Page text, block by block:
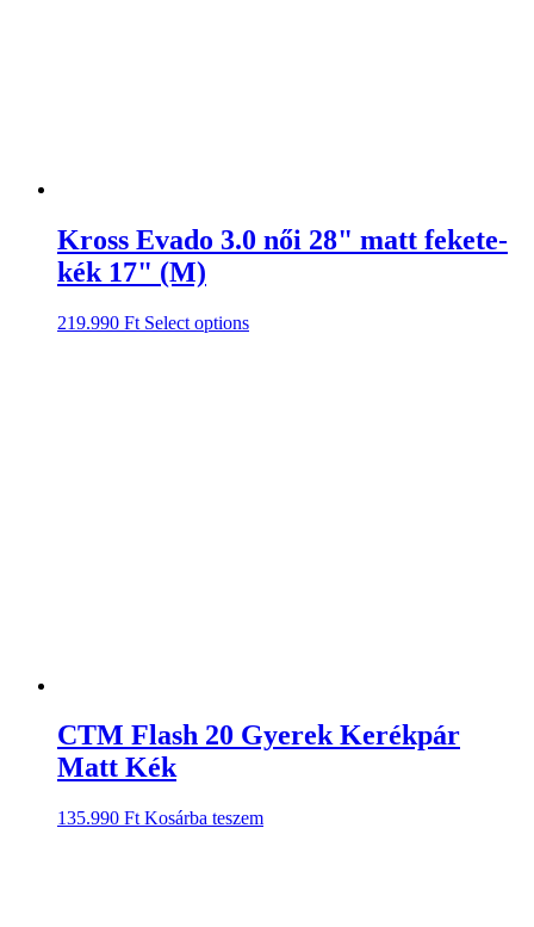
Kross Evado 3.0 női 28" matt fekete-
kék 17" (M)
219.990 Ft Select options
CTM Flash 20 Gyerek Kerékpár
Matt Kék
135.990 Ft Kosárba teszem